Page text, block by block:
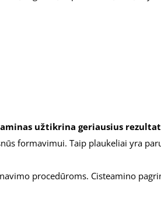
užtikrina geriausius
formavimui. Taip plaukeliai yra
procedūroms. Cisteamino